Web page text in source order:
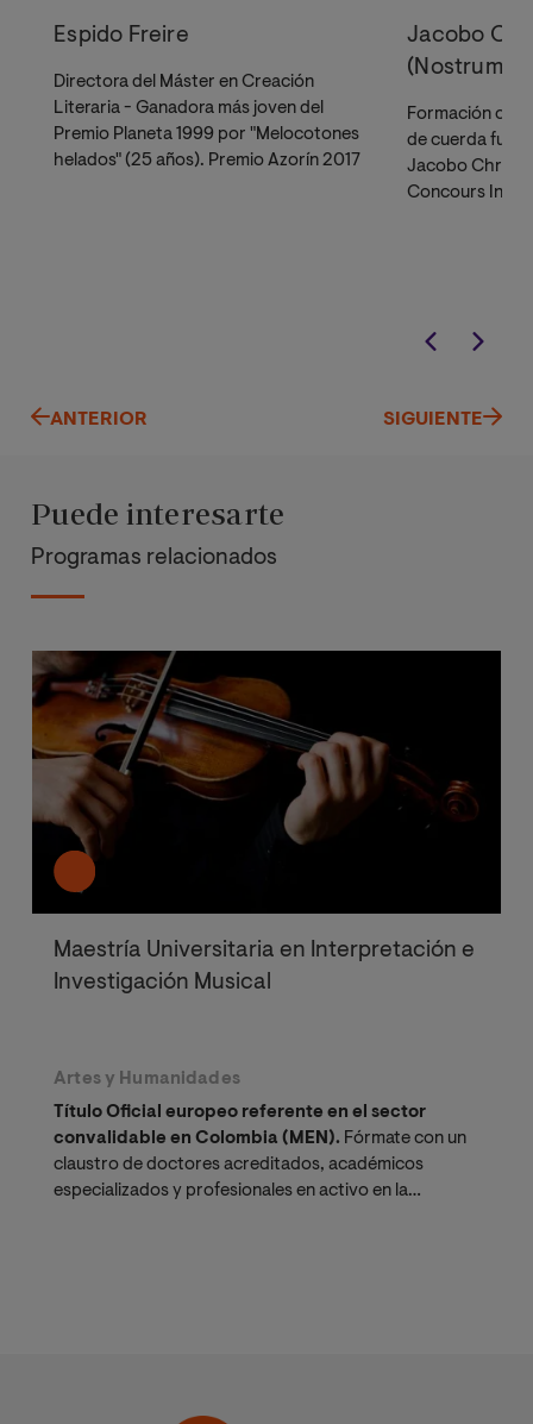
Espido Freire
Directora del Máster en Creación
Literaria - Ganadora más joven del
Premio Planeta 1999 por "Melocotones
helados" (25 años). Premio Azorín 2017
Jacobo
(Nostrum
Formación con
de cuerda
Jacobo
Concours
ANTERIOR SIGUIENTE
Puede interesarte
Programas relacionados
Maestría Universitaria en Interpretación e
Investigación Musical
Artes y Humanidades
Título Oficial europeo referente en el sector
convalidable en Colombia (MEN). Fórmate con un
claustro de doctores acreditados, académicos
especializados y profesionales en activo en la